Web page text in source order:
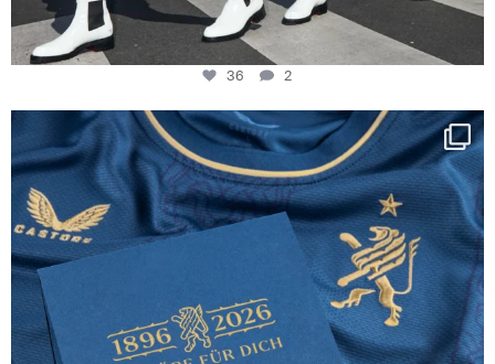
36 2
Happy Birthday FCZ
130 years filled ...
127
3